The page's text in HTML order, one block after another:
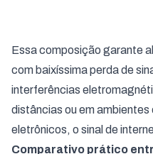
Essa composição garante
com baixíssima perda de
interferências
distâncias ou em
eletrônicos, o sinal de
Comparativo prático